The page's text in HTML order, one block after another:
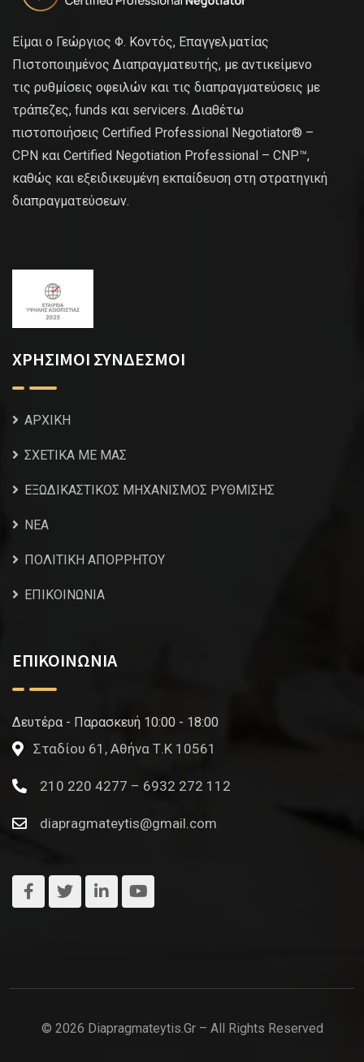
Είμαι ο Γεώργιος Φ. Κοντός, Επαγγελματίας
Πιστοποιημένος Διαπραγματευτής, με αντικείμενο
τις ρυθμίσεις οφειλών και τις διαπραγματεύσεις με
τράπεζες, funds και servicers. Διαθέτω
πιστοποιήσεις Certified Professional Negotiator® –
CPN και Certified Negotiation Professional – CNP™,
καθώς και εξειδικευμένη εκπαίδευση στη στρατηγική
διαπραγματεύσεων.
ΧΡΗΣΙΜΟΙ ΣΥΝΔΕΣΜΟΙ
ΑΡΧΙΚΗ
ΣΧΕΤΙΚΑ ΜΕ ΜΑΣ
ΕΞΩΔΙΚΑΣΤΙΚΟΣ ΜΗΧΑΝΙΣΜΟΣ ΡΥΘΜΙΣΗΣ
NEA
ΠΟΛΙΤΙΚΗ ΑΠΟΡΡΗΤΟΥ
ΕΠΙΚΟΙΝΩΝΙΑ
ΕΠΙΚΟΙΝΩΝΙΑ
Δευτέρα - Παρασκευή 10:00 - 18:00
Σταδίου 61, Αθήνα Τ.Κ 10561
210 220 4277 – 6932 272 112
diapragmateytis@gmail.com
© 2026 Diapragmateytis.gr – All Rights Reserved